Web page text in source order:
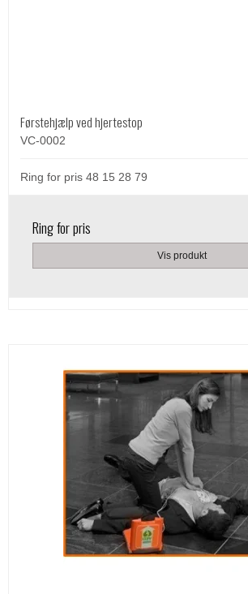
Førstehjælp ved hjertestop
VC-0002
Ring for pris 48 15 28 79
Ring for pris
Vis produkt